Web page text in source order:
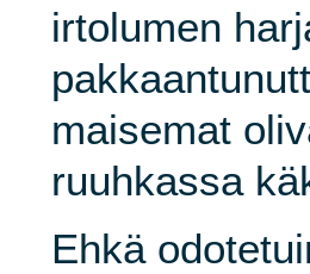
irtolumen
maisemat
ruuhkassa
Ehkä